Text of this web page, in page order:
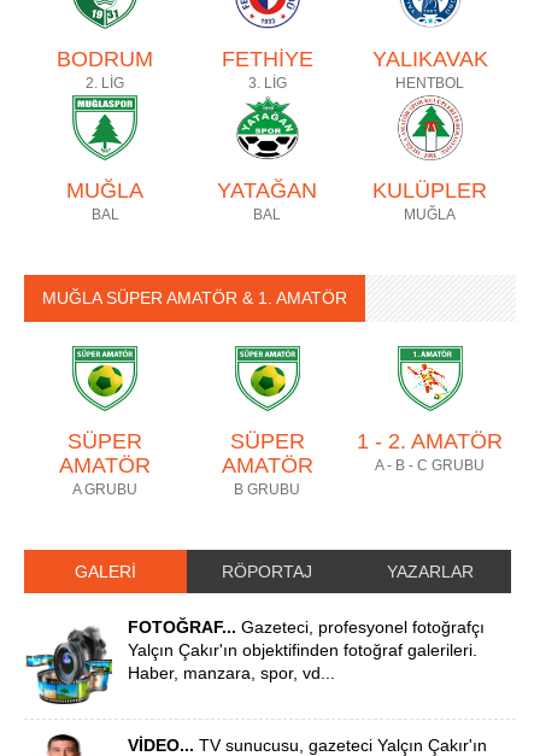
BODRUM
2. LİG
FETHİYE
3. LİG
YALIKAVAK
HENTBOL
MUĞLA
BAL
YATAĞAN
BAL
KULÜPLER
MUĞLA
MUĞLA SÜPER AMATÖR & 1. AMATÖR
SÜPER
AMATÖR
A GRUBU
SÜPER
AMATÖR
B GRUBU
1 - 2. AMATÖR
A - B - C GRUBU
GALERİ RÖPORTAJ YAZARLAR
FOTOĞRAF... Gazeteci, profesyonel fotoğrafçı
Yalçın Çakır'ın objektifinden fotoğraf galerileri.
Haber, manzara, spor, vd...
VİDEO... TV sunucusu, gazeteci Yalçın Çakır'ın